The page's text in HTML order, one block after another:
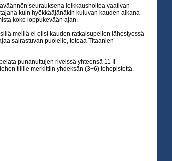
seurauksena leikkaushoitoa vaativan
kuin hyökkääjänäkin kuluvan kauden aikana
koko loppukevään ajan.
meillä ei olisi kauden ratkaisupelien lähestyessä
sairastuvan puolelle, toteaa Titaanien
punanuttujen riveissä yhteensä 11 II-
tilille merkittiin yhdeksän (3+6) tehopistettä.